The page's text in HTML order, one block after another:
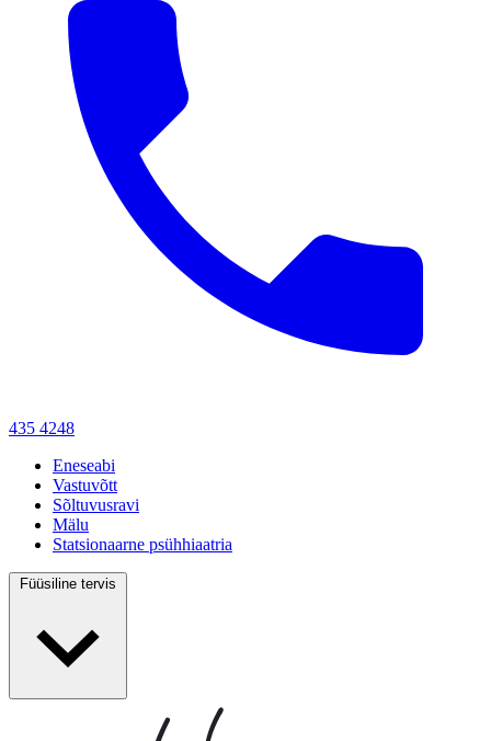
435 4248
Eneseabi
Vastuvõtt
Sõltuvusravi
Mälu
Statsionaarne psühhiaatria
Füüsiline tervis